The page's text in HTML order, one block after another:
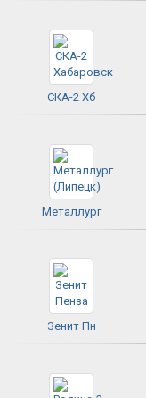
СКА-2 Хб
Металлург
Зенит Пн